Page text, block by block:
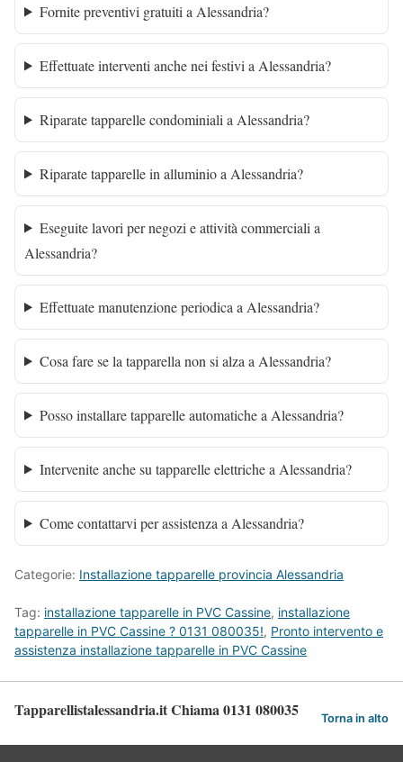
Fornite preventivi gratuiti a Alessandria?
Effettuate interventi anche nei festivi a Alessandria?
Riparate tapparelle condominiali a Alessandria?
Riparate tapparelle in alluminio a Alessandria?
Eseguite lavori per negozi e attività commerciali a
Alessandria?
Effettuate manutenzione periodica a Alessandria?
Cosa fare se la tapparella non si alza a Alessandria?
Posso installare tapparelle automatiche a Alessandria?
Intervenite anche su tapparelle elettriche a Alessandria?
Come contattarvi per assistenza a Alessandria?
Categorie: Installazione tapparelle provincia Alessandria
Tag: installazione tapparelle in PVC Cassine, installazione
tapparelle in PVC Cassine ? 0131 080035!, Pronto intervento e
assistenza installazione tapparelle in PVC Cassine
Tapparellistalessandria.it Chiama 0131 080035 Torna in alto